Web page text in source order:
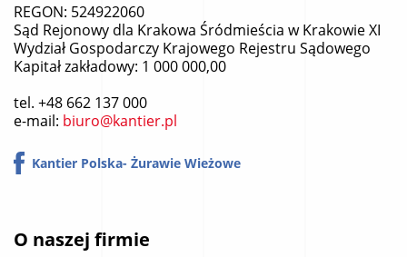
REGON: 524922060
Sąd Rejonowy dla Krakowa Śródmieścia w Krakowie XI
Wydział Gospodarczy Krajowego Rejestru Sądowego
Kapitał zakładowy: 1 000 000,00
tel. +48 662 137 000
e-mail: biuro@kantier.pl
Kantier Polska- Żurawie Wieżowe
O naszej firmie